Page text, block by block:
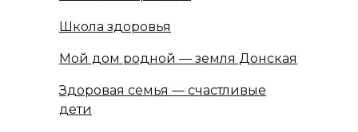
Школа здоровья
Мой дом родной — земля Донская
Здоровая семья — счастливые
дети